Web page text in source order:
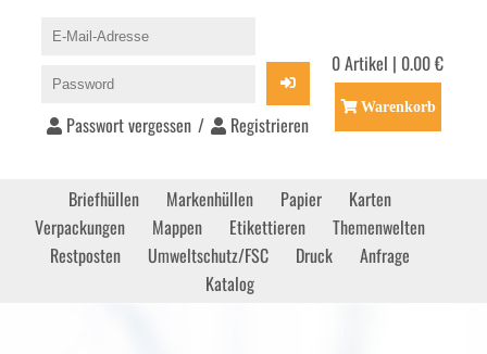
Passwort vergessen / Registrieren
0 Artikel | 0.00 €
Warenkorb
Briefhüllen Markenhüllen Papier
Karten
Verpackungen
Mappen Etikettieren
Themenwelten
Restposten
Umweltschutz/FSC Druck
Anfrage
Katalog